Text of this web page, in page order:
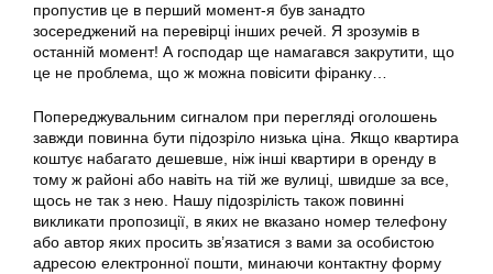
пропустив це в перший момент-я був занадто
зосереджений на перевірці інших речей. Я зрозумів в
останній момент! А господар ще намагався закрутити, що
це не проблема, що ж можна повісити фіранку…
Попереджувальним сигналом при перегляді оголошень
завжди повинна бути підозріло низька ціна. Якщо квартира
коштує набагато дешевше, ніж інші квартири в оренду в
тому ж районі або навіть на тій же вулиці, швидше за все,
щось не так з нею. Нашу підозрілість також повинні
викликати пропозиції, в яких не вказано номер телефону
або автор яких просить зв’язатися з вами за особистою
адресою електронної пошти, минаючи контактну форму